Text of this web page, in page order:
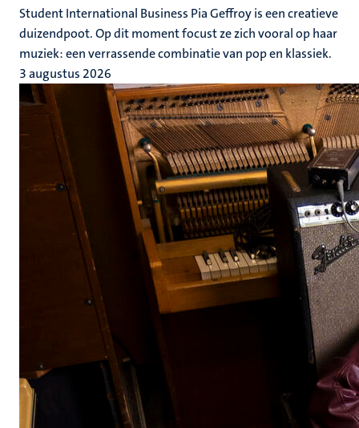
Student International Business Pia Geffroy is een creatieve
duizendpoot. Op dit moment focust ze zich vooral op haar
muziek: een verrassende combinatie van pop en klassiek.
3 augustus 2026